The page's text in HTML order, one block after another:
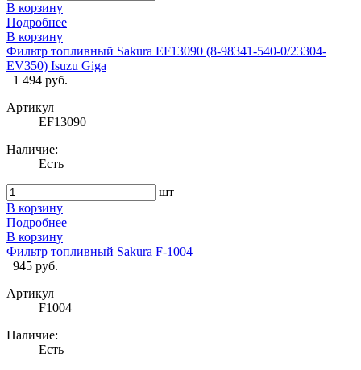
В корзину
Подробнее
В корзину
Фильтр топливный Sakura EF13090 (8-98341-540-0/23304-
EV350) Isuzu Giga
1 494 руб.
Артикул
EF13090
Наличие:
Есть
шт
В корзину
Подробнее
В корзину
Фильтр топливный Sakura F-1004
945 руб.
Артикул
F1004
Наличие:
Есть